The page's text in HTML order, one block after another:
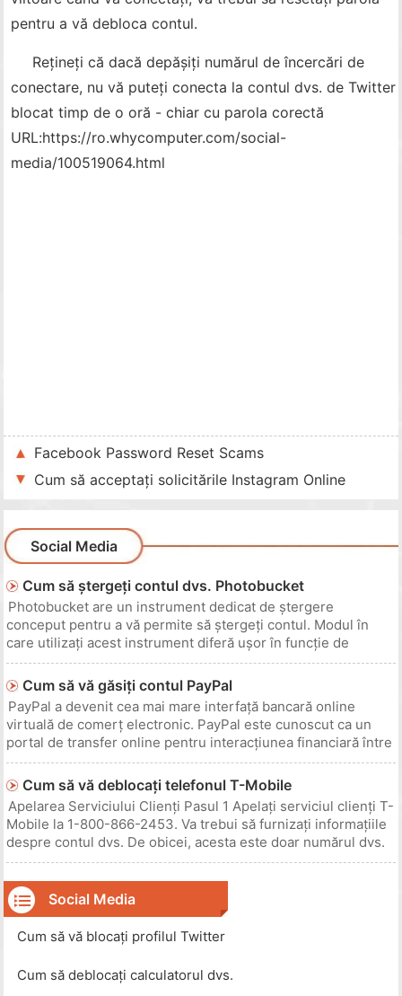
pentru a vă debloca contul.
Rețineți că dacă depășiți numărul de încercări de
conectare, nu vă puteți conecta la contul dvs. de Twitter
blocat timp de o oră - chiar cu parola corectă
URL:https://ro.whycomputer.com/social-
media/100519064.html
Facebook Password Reset Scams
Cum să acceptați solicitările Instagram Online
Social Media
Cum să ștergeți contul dvs. Photobucket
Photobucket are un instrument dedicat de ștergere
conceput pentru a vă permite să ștergeți contul. Modul în
care utilizați acest instrument diferă ușor în funcție de
utilizarea unui cont gratuit sau Plus. Ar trebui să faceți copii
de rezervă ale tuturor fotografiilor sau videoclipurilor pe care
dori
Cum să vă găsiți contul PayPal
PayPal a devenit cea mai mare interfață bancară online
virtuală de comerț electronic. PayPal este cunoscut ca un
portal de transfer online pentru interacțiunea financiară între
cumpărători, vânzători, angajatori și angajați. Întreprinderile
online mai mari, cum ar fi eBay, utilizează PayPal pentru a
Cum să vă deblocați telefonul T-Mobile
Apelarea Serviciului Clienți Pasul 1 Apelați serviciul clienți T-
Mobile la 1-800-866-2453. Va trebui să furnizați informațiile
despre contul dvs. De obicei, acesta este doar numărul dvs.
de telefon, numele și orice parolă pe care o aveți în cont.
Aveți numărul contului dvs. la îndemână. Pasul 2
Social Media
Cum să vă blocați profilul Twitter
Cum să deblocați calculatorul dvs.